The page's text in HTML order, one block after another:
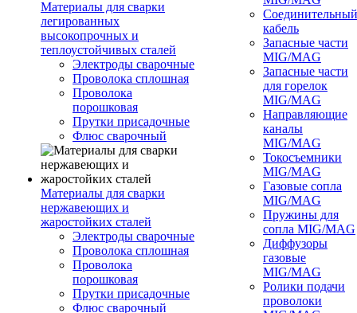
Материалы для сварки
легированных
высокопрочных и
теплоустойчивых сталей
Электроды сварочные
Проволока сплошная
Проволока
порошковая
Прутки присадочные
Флюс сварочный
Материалы для сварки
нержавеющих и
жаростойких сталей
Электроды сварочные
Проволока сплошная
Проволока
порошковая
Прутки присадочные
Флюс сварочный
Соединительный
кабель
Запасные части
MIG/MAG
Запасные части
для горелок
MIG/MAG
Направляющие
каналы
MIG/MAG
Токосъемники
MIG/MAG
Газовые сопла
MIG/MAG
Пружины для
сопла MIG/MAG
Диффузоры
газовые
MIG/MAG
Ролики подачи
проволоки